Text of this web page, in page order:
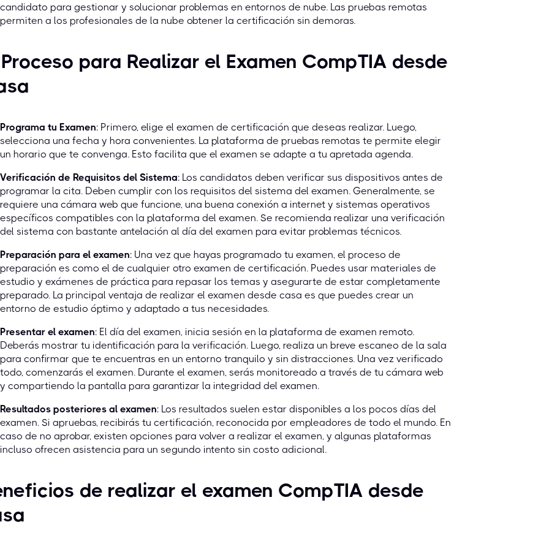
candidato para gestionar y solucionar problemas en entornos de nube. Las pruebas remotas
permiten a los profesionales de la nube obtener la certificación sin demoras.
para Realizar el Examen CompTIA desde
Programa tu Examen: Primero, elige el examen de certificación que deseas realizar. Luego,
selecciona una fecha y hora convenientes. La plataforma de pruebas remotas te permite elegir
un horario que te convenga. Esto facilita que el examen se adapte a tu apretada agenda.
Verificación de Requisitos del Sistema: Los candidatos deben verificar sus dispositivos antes de
programar la cita. Deben cumplir con los requisitos del sistema del examen. Generalmente, se
requiere una cámara web que funcione, una buena conexión a internet y sistemas operativos
específicos compatibles con la plataforma del examen. Se recomienda realizar una verificación
del sistema con bastante antelación al día del examen para evitar problemas técnicos.
Preparación para el examen: Una vez que hayas programado tu examen, el proceso de
preparación es como el de cualquier otro examen de certificación. Puedes usar materiales de
estudio y exámenes de práctica para repasar los temas y asegurarte de estar completamente
preparado. La principal ventaja de realizar el examen desde casa es que puedes crear un
entorno de estudio óptimo y adaptado a tus necesidades.
Presentar el examen: El día del examen, inicia sesión en la plataforma de examen remoto.
Deberás mostrar tu identificación para la verificación. Luego, realiza un breve escaneo de la sala
para confirmar que te encuentras en un entorno tranquilo y sin distracciones. Una vez verificado
todo, comenzarás el examen. Durante el examen, serás monitoreado a través de tu cámara web
y compartiendo la pantalla para garantizar la integridad del examen.
Resultados posteriores al examen: Los resultados suelen estar disponibles a los pocos días del
examen. Si apruebas, recibirás tu certificación, reconocida por empleadores de todo el mundo. En
caso de no aprobar, existen opciones para volver a realizar el examen, y algunas plataformas
incluso ofrecen asistencia para un segundo intento sin costo adicional.
de realizar el examen CompTIA desde